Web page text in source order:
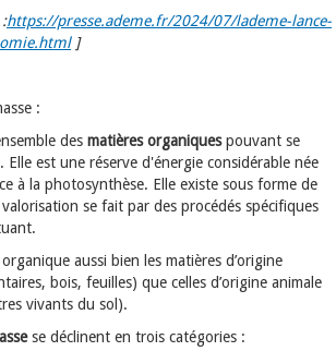
https://presse.ademe.fr/2024/07/lademe-lance-
]
:
des matières organiquespouvant se
est une réserve d'énergie considérable née
à la photosynthèse. Elle existe sous forme de
se fait par des procédés spécifiques
aussi bien les matières d’origine
bois, feuilles) que celles d’origine animale
vivants du sol).
se déclinent en trois catégories :